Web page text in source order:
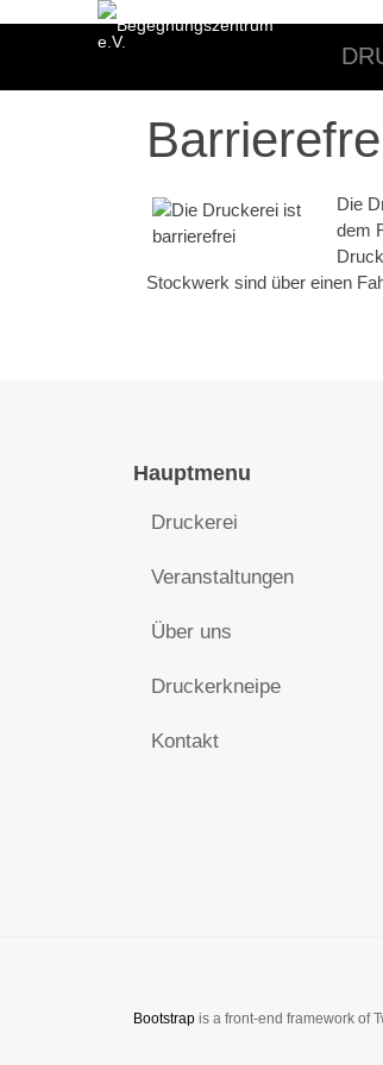
Die
dem
Stockwerk sind über einen
Hauptmenu
Druckerei
Veranstaltungen
Über uns
Druckerkneipe
Kontakt
Bootstrap is a front-end framework of